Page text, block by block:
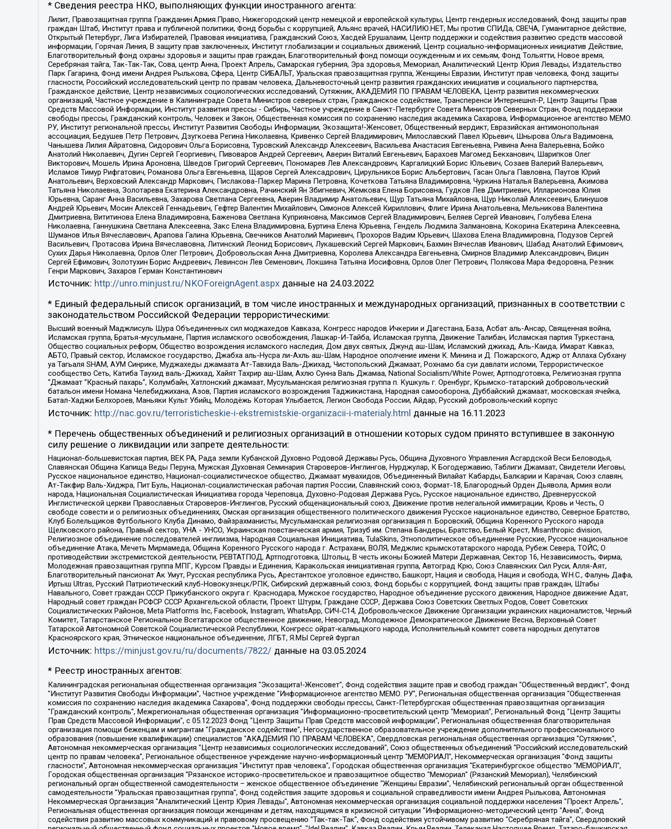
* Сведения реестра НКО, выполняющих функции иностранного агента:
Лилит, Правозащитная группа Гражданин.Армия.Право, Нижегородский центр немецкой и европейской культуры, Центр гендерных исследований, Фонд защиты прав
граждан Штаб, Институт права и публичной политики, Фонд борьбы с коррупцией, Альянс врачей, НАСИЛИЮ.НЕТ, Мы против СПИДа, СВЕЧА, Гуманитарное действие,
Открытый Петербург, Лига Избирателей, Правовая инициатива, Гражданский Союз, Хасдей Ерушалаим, Центр поддержки и содействия развитию средств массовой
информации, Горячая Линия, В защиту прав заключенных, Институт глобализации и социальных движений, Центр социально-информационных инициатив Действие,
Благотворительный фонд охраны здоровья и защиты прав граждан, Благотворительный фонд помощи осужденным и их семьям, Фонд Тольятти, Новое время,
Серебряная тайга, Так-Так-Так, Сова, центр Анна, Проект Апрель, Самарская губерния, Эра здоровья, Мемориал, Аналитический Центр Юрия Левады, Издательство
Парк Гагарина, Фонд имени Андрея Рылькова, Сфера, Центр СИБАЛЬТ, Уральская правозащитная группа, Женщины Евразии, Институт прав человека, Фонд защиты
гласности, Российский исследовательский центр по правам человека, Дальневосточный центр развития гражданских инициатив и социального партнерства,
Гражданское действие, Центр независимых социологических исследований, Сутяжник, АКАДЕМИЯ ПО ПРАВАМ ЧЕЛОВЕКА, Центр развития некоммерческих
организаций, Частное учреждение в Калининграде Совета Министров северных стран, Гражданское содействие, Трансперенси Интернешнл-Р, Центр Защиты Прав
Средств Массовой Информации, Институт развития прессы - Сибирь, Частное учреждение в Санкт-Петербурге Совета Министров Северных Стран, Фонд поддержки
свободы прессы, Гражданский контроль, Человек и Закон, Общественная комиссия по сохранению наследия академика Сахарова, Информационное агентство МЕМО.
РУ, Институт региональной прессы, Институт Развития Свободы Информации, Экозащита!-Женсовет, Общественный вердикт, Евразийская антимонопольная
ассоциация, Бедушев Петр Петрович, Дзугкоева Регина Николаевна, Кривенко Сергей Владимирович, Милославский Павел Юрьевич, Шнырова Ольга Вадимовна,
Чанышева Лилия Айратовна, Сидорович Ольга Борисовна, Туровский Александр Алексеевич, Васильева Анастасия Евгеньевна, Ривина Анна Валерьевна, Бойко
Анатолий Николаевич, Дугин Сергей Георгиевич, Пивоваров Андрей Сергеевич, Аверин Виталий Евгеньевич, Барахоев Магомед Бекханович, Шарипков Олег
Викторович, Мошель Ирина Ароновна, Шведов Григорий Сергеевич, Пономарев Лев Александрович, Каргалицкий Борис Юльевич, Созаев Валерий Валерьевич,
Исламов Тимур Рифгатович, Романова Ольга Евгеньевна, Щаров Сергей Алексадрович, Цирульников Борис Альбертович, Гасан Ольга Павловна, Паутов Юрий
Анатольевич, Верховский Александр Маркович, Пислакова-Паркер Марина Петровна, Кочеткова Татьяна Владимировна, Чуркина Наталья Валерьевна, Акимова
Татьяна Николаевна, Золотарева Екатерина Александровна, Рачинский Ян Збигневич, Жемкова Елена Борисовна, Гудков Лев Дмитриевич, Илларионова Юлия
Юрьевна, Саранг Анна Васильевна, Захарова Светлана Сергеевна, Аверин Владимир Анатольевич, Щур Татьяна Михайловна, Щур Николай Алексеевич, Блинушов
Андрей Юрьевич, Мосин Алексей Геннадьевич, Гефтер Валентин Михайлович, Симонов Алексей Кириллович, Флиге Ирина Анатольевна, Мельникова Валентина
Дмитриевна, Вититинова Елена Владимировна, Баженова Светлана Куприяновна, Максимов Сергей Владимирович, Беляев Сергей Иванович, Голубева Елена
Николаевна, Ганнушкина Светлана Алексеевна, Закс Елена Владимировна, Буртина Елена Юрьевна, Гендель Людмила Залмановна, Кокорина Екатерина Алексеевна,
Шуманов Илья Вячеславович, Арапова Галина Юрьевна, Свечников Анатолий Мариевич, Прохоров Вадим Юрьевич, Шахова Елена Владимировна, Подузов Сергей
Васильевич, Протасова Ирина Вячеславовна, Литинский Леонид Борисович, Лукашевский Сергей Маркович, Бахмин Вячеслав Иванович, Шабад Анатолий Ефимович,
Сухих Дарья Николаевна, Орлов Олег Петрович, Добровольская Анна Дмитриевна, Королева Александра Евгеньевна, Смирнов Владимир Александрович, Вицин
Сергей Ефимович, Золотухин Борис Андреевич, Левинсон Лев Семенович, Локшина Татьяна Иосифовна, Орлов Олег Петрович, Полякова Мара Федоровна, Резник
Генри Маркович, Захаров Герман Константинович
Источник: http://unro.minjust.ru/NKOForeignAgent.aspxданные на 24.03.2022
* Единый федеральный список организаций, в том числе иностранных и международных организаций, признанных в соответствии с
законодательством Российской Федерации террористическими:
Высший военный Маджлисуль Шура Объединенных сил моджахедов Кавказа, Конгресс народов Ичкерии и Дагестана, База, Асбат аль-Ансар, Священная война,
Исламская группа, Братья-мусульмане, Партия исламского освобождения, Лашкар-И-Тайба, Исламская группа, Движение Талибан, Исламская партия Туркестана,
Общество социальных реформ, Общество возрождения исламского наследия, Дом двух святых, Джунд аш-Шам, Исламский джихад, Аль-Каида, Имарат Кавказ,
АБТО, Правый сектор, Исламское государство, Джабха аль-Нусра ли-Ахль аш-Шам, Народное ополчение имени К. Минина и Д. Пожарского, Аджр от Аллаха Субхану
уа Тагьаля SHAM, АУМ Синрике, Муджахеды джамаата Ат-Тавхида Валь-Джихад, Чистопольский Джамаат, Рохнамо ба суи давлати исломи, Террористическое
сообщество Сеть, Катиба Таухид валь-Джихад, Хайят Тахрир аш-Шам, Ахлю Сунна Валь Джамаа, National Socialism/White Power, Артподготовка, Религиозная группа
“Джамаат “Красный пахарь”, Колумбайн, Хатлонский джамаат, Мусульманская религиозная группа п. Кушкуль г. Оренбург, Крымско-татарский добровольческий
батальон имени Номана Челебиджихана, Азов, Партия исламского возрождения Таджикистана, Народная самооборона, Дуббайский джамаат, московская ячейка,
Батал-Хаджи Белхороев, Маньяки Культ Убийц, Молодёжь Которая Улыбается, Легион Свобода России, Айдар, Русский добровольческий корпус
Источник: http://nac.gov.ru/terroristicheskie-i-ekstremistskie-organizacii-i-materialy.html данные на 16.11.2023
* Перечень общественных объединений и религиозных организаций в отношении которых судом принято вступившее в законную
силу решение о ликвидации или запрете деятельности:
Национал-большевистская партия, ВЕК РА, Рада земли Кубанской Духовно Родовой Державы Русь, Община Духовного Управления Асгардской Веси Беловодья,
Славянская Община Капища Веды Перуна, Мужская Духовная Семинария Староверов-Инглингов, Нурджулар, К Богодержавию, Таблиги Джамаат, Свидетели Иеговы,
Русское национальное единство, Национал-социалистическое общество, Джамаат мувахидов, Объединенный Вилайат Кабарды, Балкарии и Карачая, Союз славян,
Ат-Такфир Валь-Хиджра, Пит Буль, Национал-социалистическая рабочая партия России, Славянский союз, Формат-18, Благородный Орден Дьявола, Армия воли
народа, Национальная Социалистическая Инициатива города Череповца, Духовно-Родовая Держава Русь, Русское национальное единство, Древнерусской
Инглистической церкви Православных Староверов-Инглингов, Русский общенациональный союз, Движение против нелегальной иммиграции, Кровь и Честь, О
свободе совести и о религиозных объединениях, Омская организация общественного политического движения Русское национальное единство, Северное Братство,
Клуб Болельщиков Футбольного Клуба Динамо, Файзрахманисты, Мусульманская религиозная организация п. Боровский, Община Коренного Русского народа
Щелковского района, Правый сектор, УНА - УНСО, Украинская повстанческая армия, Тризуб им. Степана Бандеры, Братство, Белый Крест, Misanthropic division,
Религиозное объединение последователей инглиизма, Народная Социальная Инициатива, TulaSkins, Этнополитическое объединение Русские, Русское национальное
объединение Атака, Мечеть Мирмамеда, Община Коренного Русского народа г. Астрахани, ВОЛЯ, Меджлис крымскотатарского народа, Рубеж Севера, ТОЙС, О
противодействии экстремистской деятельности, РЕВТАТПОД, Артподготовка, Штольц, В честь иконы Божией Матери Державная, Сектор 16, Независимость, Фирма,
Молодежная правозащитная группа МПГ, Курсом Правды и Единения, Каракольская инициативная группа, Автоград Крю, Союз Славянских Сил Руси, Алля-Аят,
Благотворительный пансионат Ак Умут, Русская республика Русь, Арестантское уголовное единство, Башкорт, Нация и свобода, Нация и свобода, W.H.С., Фалунь Дафа,
Иртыш Ultras, Русский Патриотический клуб-Новокузнецк/РПК, Сибирский державный союз, Фонд борьбы с коррупцией, Фонд защиты прав граждан, Штабы
Навального, Совет граждан СССР Прикубанского округа г. Краснодара, Мужское государство, Народное объединение русского движения, Народное движение Адат,
Народный совет граждан РСФСР СССР Архангельской области, Проект Штурм, Граждане СССР, Держава Союз Советских Светлых Родов, Совет Советских
Социалистических Районов, Meta Platforms Inc, Facebook, Instagram, WhatsApp, СИЧ-С14, Добровольческое Движение Организации украинских националистов, Черный
Комитет, Татарстанское Региональное Всетатарское общественное движение, Невоград, Молодежное Демократическое Движение Весна, Верховный Совет
Татарской Автономной Советской Социалистической Республики, Конгресс ойрат-калмыцкого народа, Исполнительный комитет совета народных депутатов
Красноярского края, Этническое национальное объединение, ЛГБТ, Я.МЫ Сергей Фургал
Источник: https://minjust.gov.ru/ru/documents/7822/ данные на 03.05.2024
* Реестр иностранных агентов:
Калининградская региональная общественная организация "Экозащита!-Женсовет", Фонд содействия защите прав и свобод граждан "Общественный вердикт", Фонд "Институт Развития Свободы Информации", Частное учреждение "Информационное агентство МЕМО. РУ", Региональная общественная организация "Общественная комиссия по сохранению наследия академика Сахарова", Фонд поддержки свободы прессы, Санкт-Петербургская общественная правозащитная организация "Гражданский контроль", Межрегиональная общественная организация "Информационно-просветительский центр "Мемориал", Региональный Фонд "Центр Защиты Прав Средств Массовой Информации", с 05.12.2023 Фонд "Центр Защиты Прав Средств массовой информации", Региональная общественная благотворительная организация помощи беженцам и мигрантам "Гражданское содействие", Негосударственное образовательное учреждение дополнительного профессионального образования (повышение квалификации) специалистов "АКАДЕМИЯ ПО ПРАВАМ ЧЕЛОВЕКА", Свердловская региональная общественная организация "Сутяжник", Автономная некоммерческая организация "Центр независимых социологических исследований", Союз общественных объединений "Российский исследовательский центр по правам человека", Региональное общественное учреждение научно-информационный центр "МЕМОРИАЛ", Некоммерческая организация "Фонд защиты гласности", Автономная некоммерческая организация "Институт прав человека", Городская общественная организация "Екатеринбургское общество "МЕМОРИАЛ", Городская общественная организация "Рязанское историко-просветительское и правозащитное общество "Мемориал" (Рязанский Мемориал), Челябинский региональный орган общественной самодеятельности – женское общественное объединение "Женщины Евразии", Челябинский региональный орган общественной самодеятельности "Уральская правозащитная группа", Фонд содействия защите здоровья и социальной справедливости имени Андрея Рылькова, Автономная Некоммерческая Организация "Аналитический Центр Юрия Левады", Автономная некоммерческая организация социальной поддержки населения "Проект Апрель", Региональная общественная организация помощи женщинам и детям, находящимся в кризисной ситуации "Информационно-методический центр "Анна", Фонд содействия развитию массовых коммуникаций и правовому просвещению "Так-так-Так", Фонд содействия устойчивому развитию "Серебряная тайга", Свердловский региональный общественный фонд социальных проектов "Новое время", "Idel.Реалии", Кавказ.Реалии, Крым.Реалии, Телеканал Настоящее Время, Татаро-башкирская служба Радио Свобода (Azatliq Radiosi), Радио Свободная Европа/Радио Свобода (PCE/PC), "Сибирь.Реалии", "Фактограф", Благотворительный фонд помощи осужденным и их семьям, Автономная некоммерческая организация "Институт глобализации и социальных движений", Фонд "В защиту прав заключенных", Частное учреждение "Центр поддержки и содействия развитию средств массовой информации", Пензенский региональный общественный благотворительный фонд "Гражданский союз", "Север.Реалии", Некоммерческая организация Фонд "Правовая инициатива", Общество с ограниченной ответственностью "Радио Свободная Европа/Радио Свобода", Чешское информационное агентство "MEDIUM-ORIENT", Красноярская региональная общественная организация "Мы против СПИДа", Камалягин Денис Николаевич, Маркелов Сергей Евгеньевич, Пономарев Лев Александрович, Савицкая Людмила Алексеевна, Автономная некоммерческая организация "Центр по работе с проблемой насилия "НАСИЛИЮ.НЕТ", Межрегиональный профессиональный союз работников здравоохранения "Альянс врачей", Юридическое лицо, зарегистрированное в Латвийской Республике, SIA "Medusa Project" (регистрационный номер 40103797863, дата регистрации 10.06.2014), Некоммерческая организация "Фонд по борьбе с коррупцией", Автономная некоммерческая организация "Институт права и публичной политики", Баданин Роман Сергеевич, Гликин Максим Александрович, Железнова Мария Михайловна, Лукьянова Юлия Сергеевна, Маетная Елизавета Витальевна, Маняхин Петр Борисович, Чуракова Ольга Владимировна, Ярош Юлия Петровна, Юридическое лицо "The Insider SIA", зарегистрированное в Риге, Латвийская Республика (дата регистрации 26.06.2015), являющееся администратором доменного имени интернет-издания "The Insider SIA", https://theins.ru, Постернак Алексей Евгеньевич, Рубин Михаил Аркадьевич, Анин Роман Александрович, Юридическое лицо Istories fonds, зарегистрированное в Латвийской Республике (регистрационный номер 50008295751, дата регистрации 24.02.2020), Великовский Дмитрий Александрович, Долинина Ирина Николаевна, Мароховская Алеся Алексеевна, Шлейнов Роман Юрьевич, Шмагун Олеся Валентиновна, Общество с ограниченной ответственностью "Альтаир 2021", Общество с ограниченной ответственностью "Вега 2021", Общество с ограниченной ответственностью "Главный редактор 2021", Общество с ограниченной ответственностью "Ромашки монолит", Важенков Артем Валерьевич, Ивановская областная общественная организация "Центр гендерных исследований", Гурман Юрий Альбертович, Медиапроект "ОВД-Инфо", Егоров Владимир Владимирович, Жилинский Владимир Александрович, Общество с ограниченной ответственностью "ЗП", Иванова София Юрьевна, Карезина Инна Павловна, Кильтау Екатерина Викторовна, Петров Алексей Викторович, Пискунов Сергей Евгеньевич, Смирнов Сергей Сергеевич, Тихонов Михаил Сергеевич, Общество с ограниченной ответственностью "ЖУРНАЛИСТ-ИНОСТРАННЫЙ АГЕНТ", Арапова Галина Юрьевна, Вольтская Татьяна Анатольевна, Американская компания "Mason G.E.S. Anonymous Foundation" (США), являющаяся владельцем интернет-издания https://mnews.world/, Компания "Stichting Bellingcat", зарегистрированная в Нидерландах (дата регистрации 11.07.2018), Захаров Андрей Вячеславович, Клепиковская Екатерина Дмитриевна, Общество с ограниченной ответственностью "МЕМО", Перл Роман Александрович, Симонов Евгений Алексеевич, Соловьева Елена Анатольевна, Сотников Даниил Владимирович, Сурначева Елизавета Дмитриевна, Автономная некоммерческая организация по защите прав человека и информированию населения "Якутия – Наше Мнение", Общество с ограниченной ответственностью "Москоу диджитал медиа", с 26.01.2023 Общество с ограниченной ответственностью "Чайка Белые сады", Ветошкина Валерия Валерьевна, Заговора Максим Александрович, Межрегиональное общественное движение "Российская ЛГБТ - сеть", Оленичев Максим Владимирович, Павлов Иван Юрьевич, Скворцова Елена Сергеевна, Общество с ограниченной ответственностью "Как бы инагент", Кочетков Игорь Викторович, Общество с ограниченной ответственностью "Честные выборы", Еланчик Олег Александрович, Общество с ограниченной ответственностью "Нобелевский призыв", Гималова Регина Эмилевна, Григорьев Андрей Валерьевич, Григорьева Алина Александровна, Ассоциация по содействию защите прав призывников, альтернативнослужащих и военнослужащих "Правозащитная группа "Гражданин.Армия.Право", Хисамова Регина Фаритовна, Автономная некоммерческая организация по реализации социально-правовых программ "Лилит", Дальневосточное общественное движение "Маяк", Санкт-Петербургская ЛГБТ-инициативная группа "Выход", Инициативная группа ЛГБТ+ "Реверс", Алексеев Андрей Викторович, Бекбулатова Таисия Львовна, Беляев Иван Михайлович, Владыкина Елена Сергеевна, Гельман Марат Александрович, Никульшина Вероника Юрьевна, Толоконникова Надежда Андреевна, Шендерович Виктор Анатольевич, Общество с ограниченной ответственностью "Данное сообщение", Общество с ограниченной ответственностью Издательский дом "Новая глава", Айнбиндер Александра Александровна, Московский комьюнити-центр для ЛГБТ+инициатив, Благотворительный фонд развития филантропии, Deutsche Welle (Германия, Kurt-Schumacher-Strasse 3, 53113 Bonn), Борзунова Мария Михайловна, Воробьев Виктор Викторович, Голубева Анна Львовна, Константинова Алла Михайловна, Малкова Ирина Владимировна, Мурадов Мурад Абдулгалимович, Осетинская Елизавета Николаевна, Понасенков Евгений Николаевич, Ганапольский Матвей Юрьевич, Киселев Евгений Алексеевич, Борухович Ирина Григорьевна, Дремин Иван Тимофеевич, Дубровский Дмитрий Викторович, Красноярская региональная общественная организация поддержки и развития альтернативных образовательных технологий и межкультурных коммуникаций "ИНТЕРРА", Маяковская Екатерина Алексеевна, Фейгин Марк Захарович, Филимонов Андрей Викторович, Дзугкоева Регина Николаевна, Доброхотов Роман Александрович, Дудь Юрий Александрович, Елкин Сергей Владимирович, Кругликов Кирилл Игоревич, Сабунаева Мария Леонидовна, Семенов Алексей Владимирович, Шаинян Карен Багратович, Шульман Екатерина Михайловна, Асафьев Артур Валерьевич, Вахштайн Виктор Семенович, Венедиктов Алексей Алексеевич, Лушникова Екатерина Евгеньевна, Волков Леонид Михайлович, Невзоров Александр Глебович, Пархоменко Сергей Борисович, Сироткин Ярослав Николаевич, Кара-Мурза Владимир Владимирович, Баранова Наталья Владимировна, Гозман Леонид Яковлевич, Кагарлицкий Борис Юльевич, Климарев Михаил Валерьевич, Милов Владимир Станиславович, Автономная некоммерческая организация Краснодарский центр современного искусства "Типография", Моргенштерн Алишер Тагирович, Соболь Любовь Эдуардовна, Общество с ограниченной ответственностью "ЛИЗА НОРМ", Каспаров Гарри Кимович, Ходорковский Михаил Борисович, Общество с ограниченной ответственностью "Апрельские тезисы", Данилович Ирина Брониславовна, Кашин Олег Владимирович, Петров Николай Владимирович, Пивоваров Алексей Владимирович, Соколов Михаил Владимирович, Цветкова Юлия Владимировна, Чичваркин Евгений Александрович, Комитет против пыток/Команда против пыток, Общество с ограниченной ответственностью "Первый научный", Общество с ограниченной ответственностью "Вертолет и ко", Белоцерковская Вероника Борисовна, Кац Максим Евгеньевич, Лазарева Татьяна Юрьевна, Шаведдинов Руслан Табризович, Яшин Илья Валерьевич, Общество с ограниченной ответственностью "Иноагент ААВ", Алешковский Дмитрий Петрович, Альбац Евгения Марковна, Быков Дмитрий Львович, Галямина Юлия Евгеньевна, Лойко Сергей Леонидович, Мартынов Кирилл Константинович, Медведев Сергей Александрович, Крашенинников Федор Геннадиевич, Гордеева Катерина Вл